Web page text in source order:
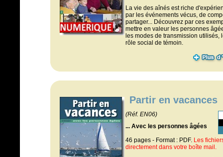
La vie des aînés est riche
par les événements vécus, de
partager... Découvrez par ces
mettre en valeur les personnes
les modes de transmission utilisés,
rôle social de témoin.
Partir en vacances
(Réf. EN06)
... Avec les personnes âgées
46 pages - Format : PDF. Les
directement dans votre boîte mail.